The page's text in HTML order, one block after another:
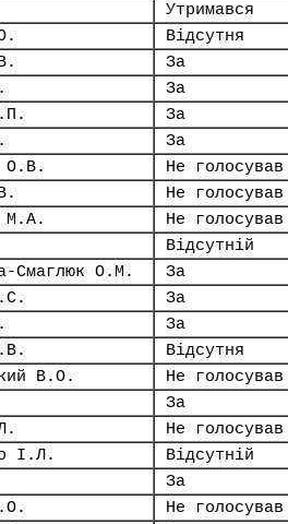
Утримався
Відсутня
За
За
За
За
О.В.
Не голосував
Не голосував
М.А.
Не голосував
Відсутній
Смаглюк О.М.
За
За
За
Відсутня
В.О.
Не голосував
За
Не голосував
І.Л.
Відсутній
За
Не голосував